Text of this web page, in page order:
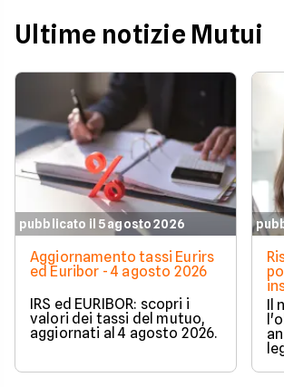
Ultime notizie Mutui
pubblicato il 5 agosto 2026
Aggiornamento tassi Eurirs
ed Euribor - 4 agosto 2026
IRS ed EURIBOR: scopri i
valori dei tassi del mutuo,
aggiornati al 4 agosto 2026.
Il